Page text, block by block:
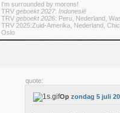
I'm surrounded by morons!
TRV geboekt 2027: Indonesië
TRV geboekt 2026: Peru, Nederland,
TRV 2025:Zuid-Amerika, Nederland,
Oslo
quote:
Op zondag 5 juli